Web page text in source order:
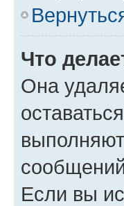
Что
Она
Если вы